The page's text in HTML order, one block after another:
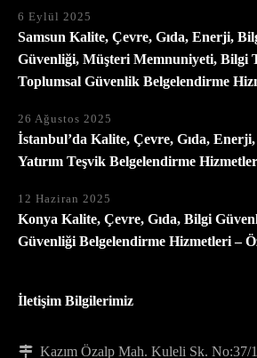
6 Eylül 2025
Samsun Kalite, Çevre, Gıda, Enerji,
Güvenliği, Müşteri Memnuniyeti, Bilgi
Toplumsal Güvenlik Belgelendirme
26 Ağustos 2025
İstanbul’da Kalite, Çevre, Gıda,
Yatırım Teşvik Belgelendirme
12 Haziran 2025
Konya Kalite, Çevre, Gıda, Bilgi
Güvenliği Belgelendirme Hizmetleri –
İletişim Bilgilerimiz
Kazım Özalp Mah. Kuleli Sk. No:37/